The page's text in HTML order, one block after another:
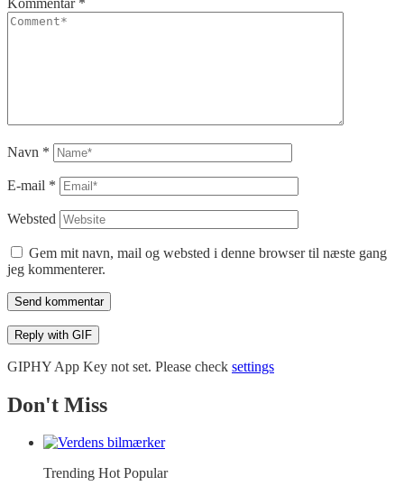
Navn *
E-mail *
Websted
Gem mit navn, mail og websted i denne browser til næste gang
jeg kommenterer.
Send kommentar
Reply with GIF
GIPHY App Key not set. Please check settings
Don't Miss
Trending HotPopular